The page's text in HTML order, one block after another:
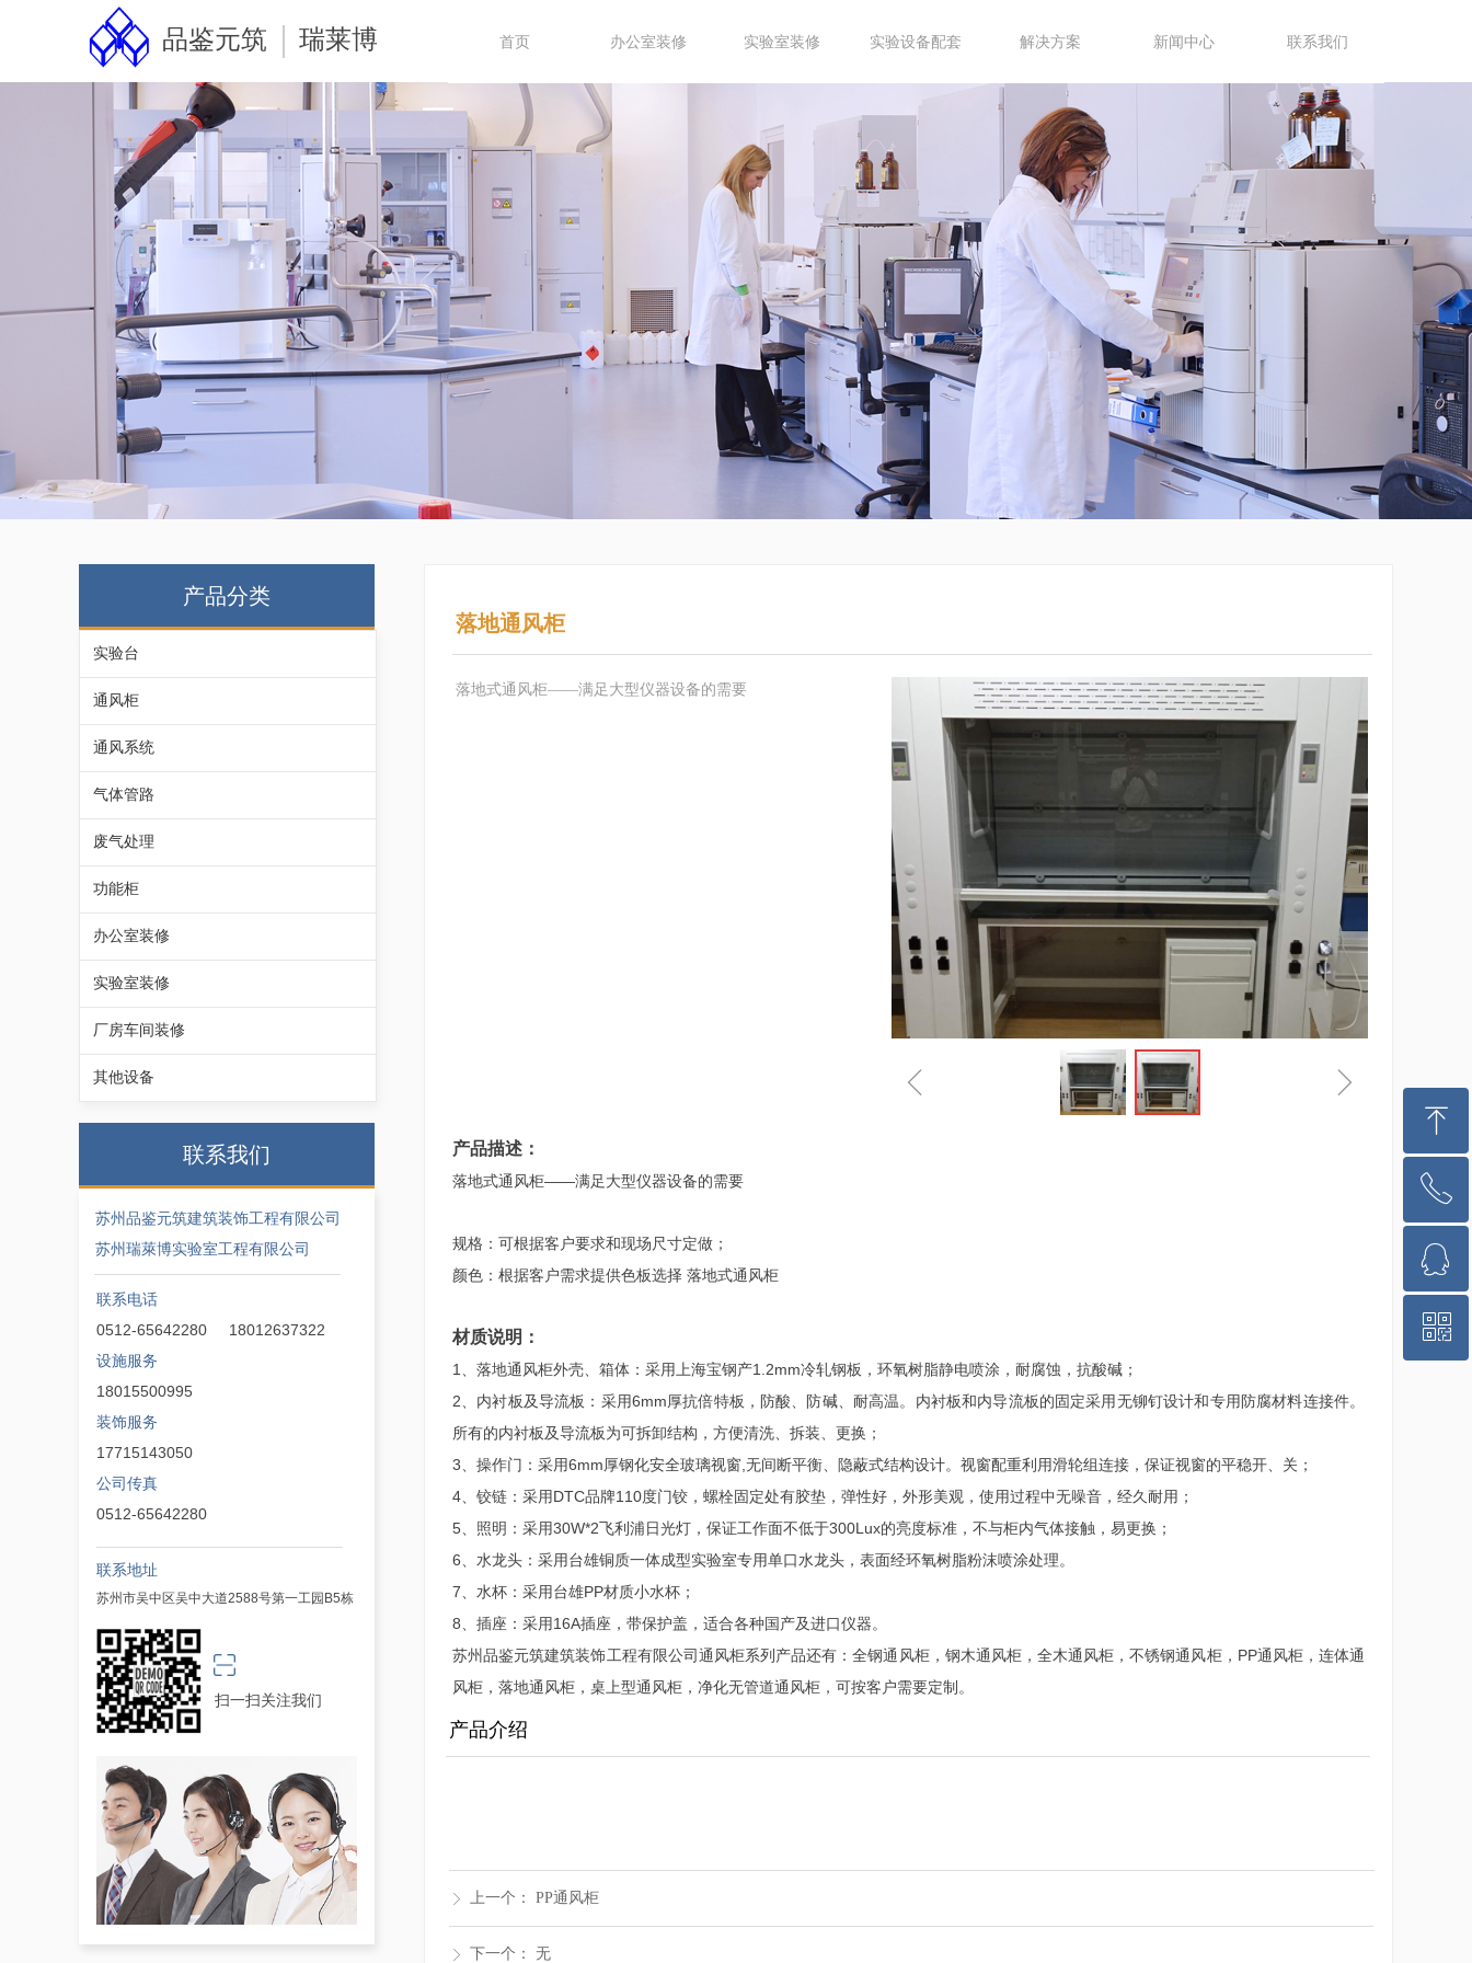
品鉴元筑 瑞莱博 首页 办公室装修 实验室装修 实验设备配套 解决方案 新闻中心 联系我们
ꁆ ꁇ
落地通风柜
产品介绍
ꁕ 上一个： PP通风柜
ꁕ 下一个： 无
产品描述：
落地式通风柜——满足大型仪器设备的需要
规格：可根据客户要求和现场尺寸定做；
颜色：根据客户需求提供色板选择 落地式通风柜
材质说明：
1、落地通风柜外壳、箱体：采用上海宝钢产1.2mm冷轧钢板，环氧树脂静电喷涂，耐腐蚀，抗酸碱；
2、内衬板及导流板：采用6mm厚抗倍特板，防酸、防碱、耐高温。内衬板和内导流板的固定采用无铆钉设计和专用防腐材料连接件。
所有的内衬板及导流板为可拆卸结构，方便清洗、拆装、更换；
3、操作门：采用6mm厚钢化安全玻璃视窗,无间断平衡、隐蔽式结构设计。视窗配重利用滑轮组连接，保证视窗的平稳开、关；
4、铰链：采用DTC品牌110度门铰，螺栓固定处有胶垫，弹性好，外形美观，使用过程中无噪音，经久耐用；
5、照明：采用30W*2飞利浦日光灯，保证工作面不低于300Lux的亮度标准，不与柜内气体接触，易更换；
6、水龙头：采用台雄铜质一体成型实验室专用单口水龙头，表面经环氧树脂粉沫喷涂处理。
7、水杯：采用台雄PP材质小水杯；
8、插座：采用16A插座，带保护盖，适合各种国产及进口仪器。
苏州品鉴元筑建筑装饰工程有限公司通风柜系列产品还有：全钢通风柜，钢木通风柜，全木通风柜，不锈钢通风柜，PP通风柜，连体通
风柜，落地通风柜，桌上型通风柜，净化无管道通风柜，可按客户需要定制。
落地式通风柜——满足大型仪器设备的需要
实验台
通风柜
通风系统
气体管路
废气处理
功能柜
办公室装修
实验室装修
厂房车间装修
其他设备
产品分类
联系电话
0512-65642280 18012637322
设施服务
18015500995
装饰服务
17715143050
公司传真
0512-65642280
联系地址
苏州市吴中区吴中大道2588号第一工园B5栋
苏州品鉴元筑建筑装饰工程有限公司
苏州瑞萊博实验室工程有限公司
扫一扫关注我们
联系我们
ꁸ
回到顶部
ꂅ
ꁗ
QQ客服
ꀥ